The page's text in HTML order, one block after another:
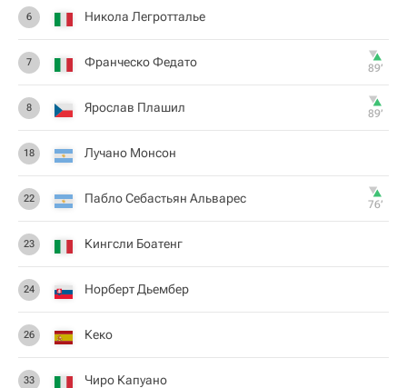
6 Никола Легротталье
7 Франческо Федато 89‎’‎
8 Ярослав Плашил 89‎’‎
18 Лучано Монсон
22 Пабло Себастьян Альварес 76‎’‎
23 Кингсли Боатенг
24 Норберт Дьембер
26 Кеко
33 Чиро Капуано